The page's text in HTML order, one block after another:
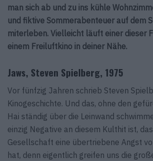
man sich ab und zu ins kühle
und fiktive Sommerabenteuer auf dem
miterleben. Vielleicht läuft einer dieser
einem Freiluftkino in deiner Nähe.
Jaws, Steven Spielberg, 1975
Vor fünfzig Jahren schrieb Steven
Kinogeschichte. Und das, ohne den
Hai ständig über die Leinwand
einzig Negative an diesem Kulthit ist,
Gesellschaft eine übertriebene Angst
hat, denn eigentlich greifen uns die